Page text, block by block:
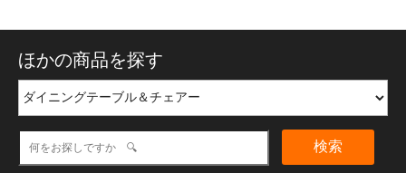
ほかの商品を探す
検索